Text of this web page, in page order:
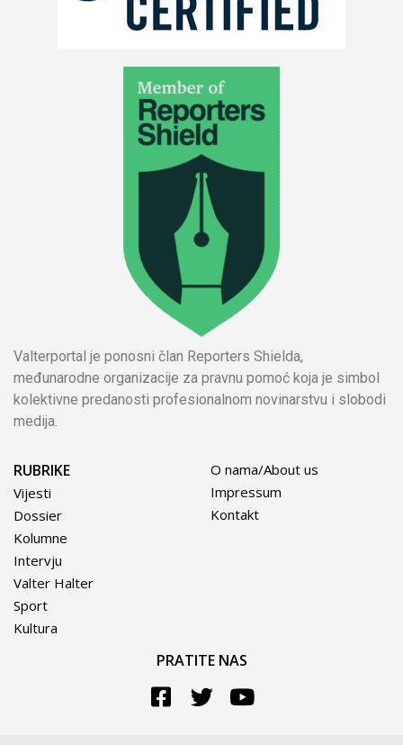
Valterportal je ponosni član Reporters Shielda,
međunarodne organizacije za pravnu pomoć koja je simbol
kolektivne predanosti profesionalnom novinarstvu i slobodi
medija.
RUBRIKE
Vijesti
Dossier
Kolumne
Intervju
Valter Halter
Sport
Kultura
O nama/About us
Impressum
Kontakt
PRATITE NAS